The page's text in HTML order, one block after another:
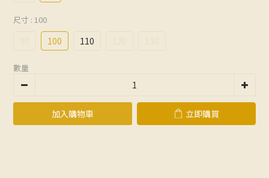
尺寸 : 100
100 110
數量
加入購物車 立即購買